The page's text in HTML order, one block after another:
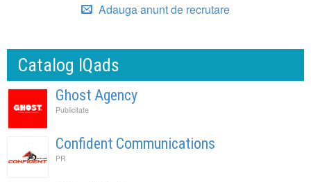
Adauga anunt de recrutare
Catalog IQads
Ghost Agency
Publicitate
Confident Communications
PR